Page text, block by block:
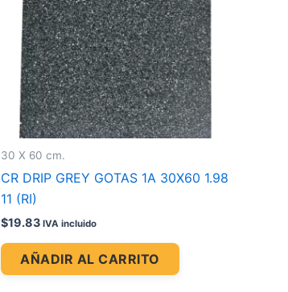
30 X 60 cm.
CR DRIP GREY GOTAS 1A 30X60 1.98
11 (RI)
$19.83 IVA incluido
AÑADIR AL CARRITO